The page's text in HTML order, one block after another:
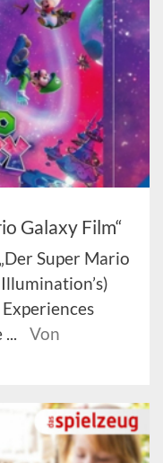
Galaxy Film“
Super Mario
Von